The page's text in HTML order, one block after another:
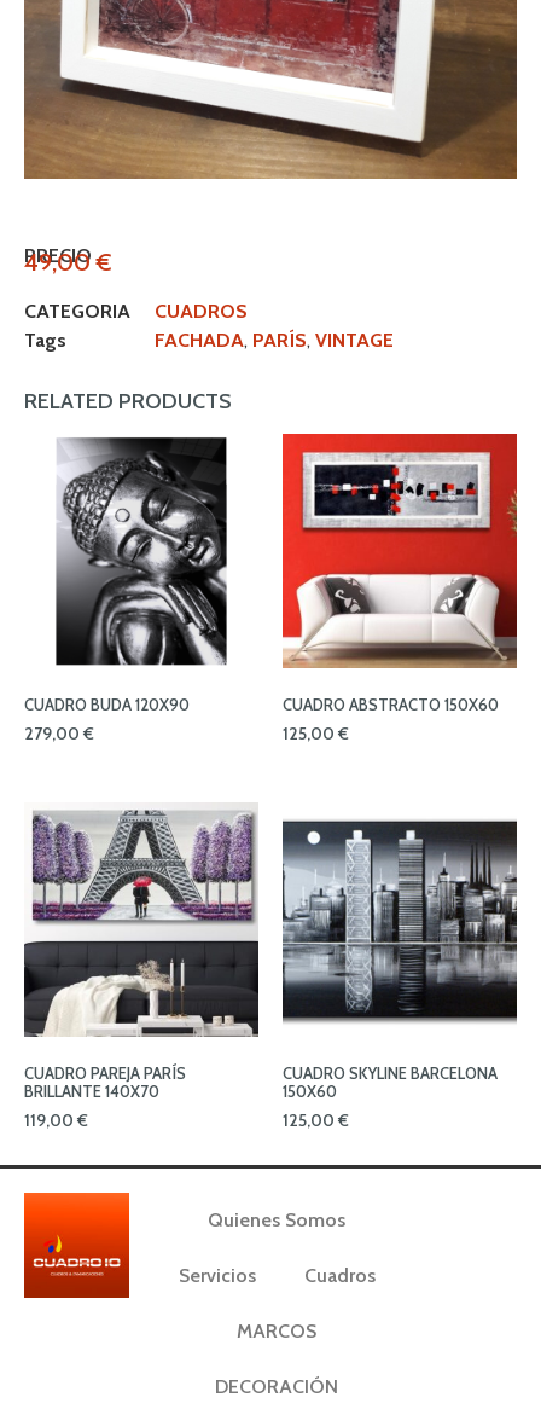
PRECIO
49,00€
CATEGORIA
CUADROS
Tags
FACHADA, PARÍS, VINTAGE
RELATED PRODUCTS
CUADRO BUDA 120X90
279,00 €
CUADRO ABSTRACTO 150X60
125,00 €
CUADRO PAREJA PARÍS
BRILLANTE 140X70
119,00 €
CUADRO SKYLINE BARCELONA
150X60
125,00 €
Quienes Somos
Servicios Cuadros
MARCOS
DECORACIÓN